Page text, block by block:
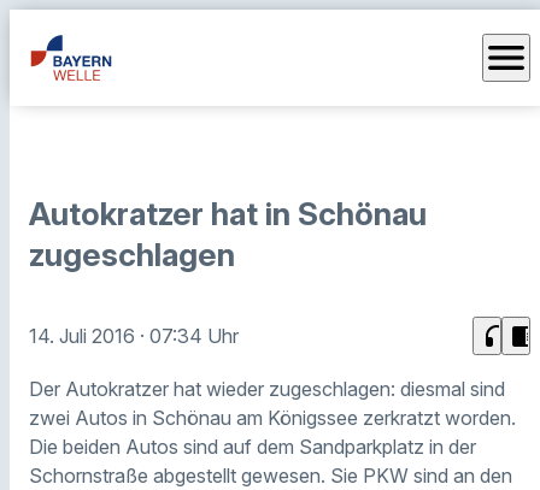
menu
Autokratzer hat in Schönau
zugeschlagen
14. Juli 2016 · 07:34 Uhr headphones chrome_reader_mode
Der Autokratzer hat wieder zugeschlagen: diesmal sind
zwei Autos in Schönau am Königssee zerkratzt worden.
Die beiden Autos sind auf dem Sandparkplatz in der
Schornstraße abgestellt gewesen. Sie PKW sind an den